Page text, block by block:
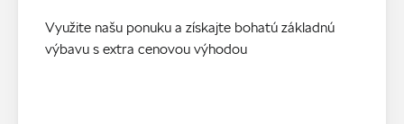
Využite našu ponuku a získajte bohatú základnú
výbavu s extra cenovou výhodou